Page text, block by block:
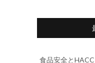
食品安全と